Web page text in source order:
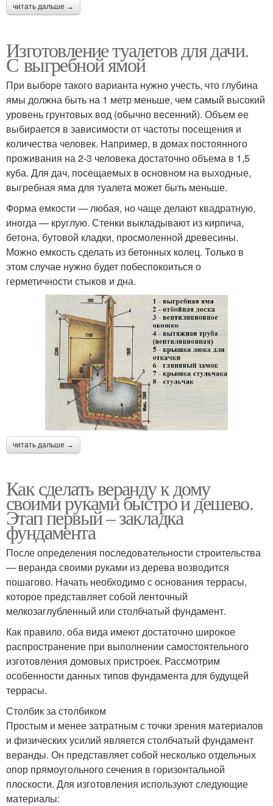
читать дальше →
Изготовление туалетов для дачи.
С выгребной ямой
При выборе такого варианта нужно учесть, что глубина
ямы должна быть на 1 метр меньше, чем самый высокий
уровень грунтовых вод (обычно весенний). Объем ее
выбирается в зависимости от частоты посещения и
количества человек. Например, в домах постоянного
проживания на 2-3 человека достаточно объема в 1,5
куба. Для дач, посещаемых в основном на выходные,
выгребная яма для туалета может быть меньше.
Форма емкости — любая, но чаще делают квадратную,
иногда — круглую. Стенки выкладывают из кирпича,
бетона, бутовой кладки, просмоленной древесины.
Можно емкость сделать из бетонных колец. Только в
этом случае нужно будет побеспокоиться о
герметичности стыков и дна.
читать дальше →
Как сделать веранду к дому
своими руками быстро и дешево.
Этап первый – закладка
фундамента
После определения последовательности строительства
— веранда своими руками из дерева возводится
пошагово. Начать необходимо с основания террасы,
которое представляет собой ленточный
мелкозаглубленный или столбчатый фундамент.
Как правило, оба вида имеют достаточно широкое
распространение при выполнении самостоятельного
изготовления домовых пристроек. Рассмотрим
особенности данных типов фундамента для будущей
террасы.
Столбик за столбиком
Простым и менее затратным с точки зрения материалов
и физических усилий является столбчатый фундамент
веранды. Он представляет собой несколько отдельных
опор прямоугольного сечения в горизонтальной
плоскости. Для изготовления используют следующие
материалы: